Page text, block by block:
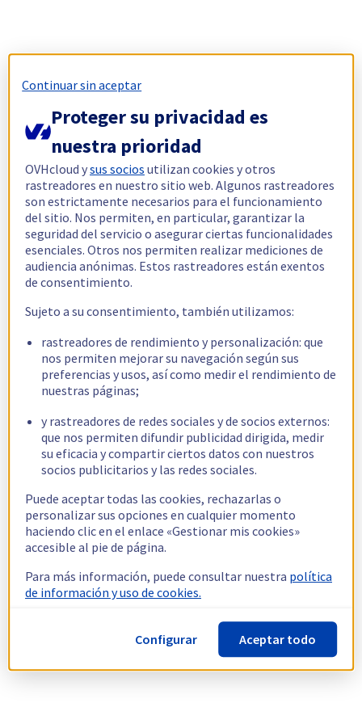
Continuar sin aceptar
Proteger su privacidad es
nuestra prioridad
OVHcloud ysus socios utilizan cookies y otros
rastreadores en nuestro sitio web. Algunos rastreadores
son estrictamente necesarios para el funcionamiento
del sitio. Nos permiten, en particular, garantizar la
seguridad del servicio o asegurar ciertas funcionalidades
esenciales. Otros nos permiten realizar mediciones de
audiencia anónimas. Estos rastreadores están exentos
de consentimiento.
Sujeto a su consentimiento, también utilizamos:
rastreadores de rendimiento y personalización: que
nos permiten mejorar su navegación según sus
preferencias y usos, así como medir el rendimiento de
nuestras páginas;
y rastreadores de redes sociales y de socios externos:
que nos permiten difundir publicidad dirigida, medir
su eficacia y compartir ciertos datos con nuestros
socios publicitarios y las redes sociales.
Puede aceptar todas las cookies, rechazarlas o
personalizar sus opciones en cualquier momento
haciendo clic en el enlace «Gestionar mis cookies»
accesible al pie de página.
Para más información, puede consultar nuestra política
de información y uso de cookies.
Configurar Aceptar todo